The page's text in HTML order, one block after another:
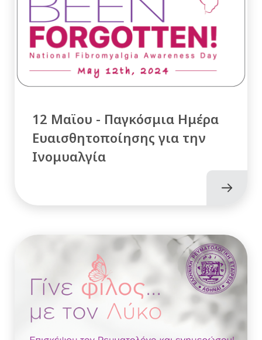
12 Μαϊου - Παγκόσμια Ημέρα
Ευαισθητοποίησης για την
Ινομυαλγία